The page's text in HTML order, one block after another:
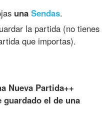
unaSendas.
la partida (no tienes
que importas).
Nueva Partida++
el de una